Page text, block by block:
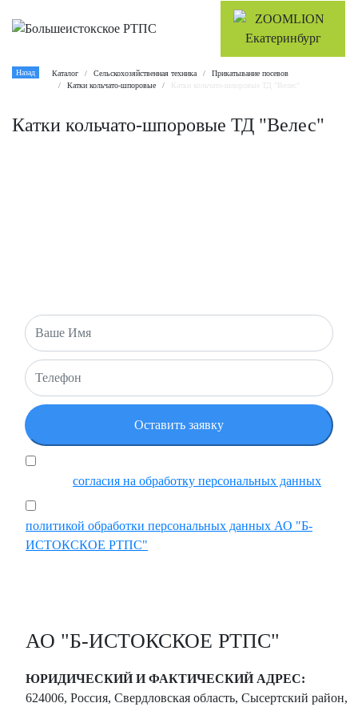
Назад Каталог Сельскохозяйственная техника
Прикатывание посевов
Катки кольчато-шпоровые
Катки кольчато-шпоровые ТД "Велес"
Катки кольчато-шпоровые ТД "Велес"
согласия на обработку персональных данных
политикой обработки персональных данных АО "Б-
ИСТОКСКОЕ РТПС"
АО "Б-ИСТОКСКОЕ РТПС"
ЮРИДИЧЕСКИЙ И ФАКТИЧЕСКИЙ АДРЕС:
624006, Россия, Свердловская область, Сысертский район,